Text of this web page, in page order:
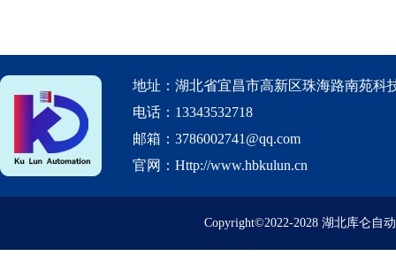
地址：湖北省宜昌市高新区珠海路南苑科
电话：13343532718
邮箱：3786002741@qq.com
官网：Http://www.hbkulun.cn
Copyright©2022-2028 湖北库仑自